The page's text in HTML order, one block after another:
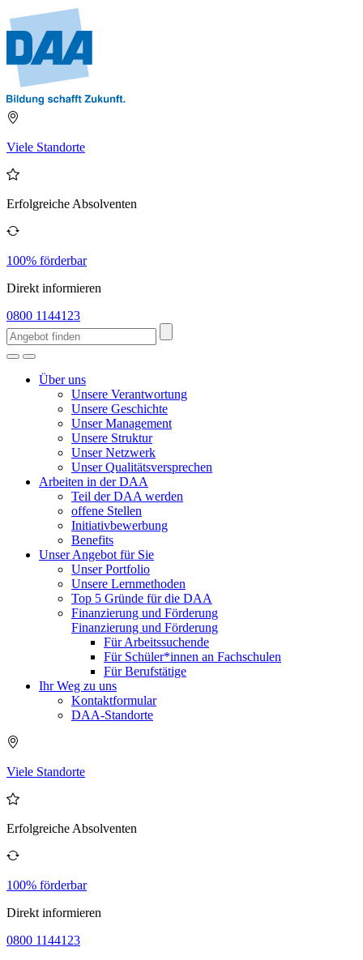
Viele Standorte
Erfolgreiche Absolventen
100% förderbar
Direkt informieren
0800 1144123
Über uns
Unsere Verantwortung
Unsere Geschichte
Unser Management
Unsere Struktur
Unser Netzwerk
Unser Qualitätsversprechen
Arbeiten in der DAA
Teil der DAA werden
offene Stellen
Initiativbewerbung
Benefits
Unser Angebot für Sie
Unser Portfolio
Unsere Lernmethoden
Top 5 Gründe für die DAA
Finanzierung und Förderung
Finanzierung und Förderung
Für Arbeitssuchende
Für Schüler*innen an Fachschulen
Für Berufstätige
Ihr Weg zu uns
Kontaktformular
DAA-Standorte
Viele Standorte
Erfolgreiche Absolventen
100% förderbar
Direkt informieren
0800 1144123